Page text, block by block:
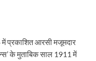
प्रकाशित आरसी मजूमदार
के मुताबिक साल 1911 में